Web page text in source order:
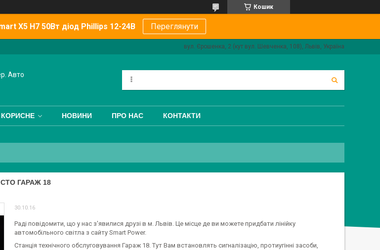
Кошик
X5 H7 50Вт діод Phillips 12-24В Переглянути
вул. Єрошенка, 2 (кут вул. Шевченка, 108), Львів, Україна
Авто
КОРИСНЕ НОВИНИ ПРО НАС КОНТАКТИ
ГАРАЖ 18
30.10.16
Раді повідомити, що у нас з'явилися друзі в м. Львів. Це місце де ви можете придбати лінійку
автомобільного світла з сайту Smart Power.
Станція технічного обслуговування Гараж 18. Тут Вам встановлять сигналізацію, протиугінні засоби,